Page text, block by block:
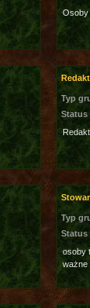
Osoby
Typ
Status
Typ
Status
osoby
ważne